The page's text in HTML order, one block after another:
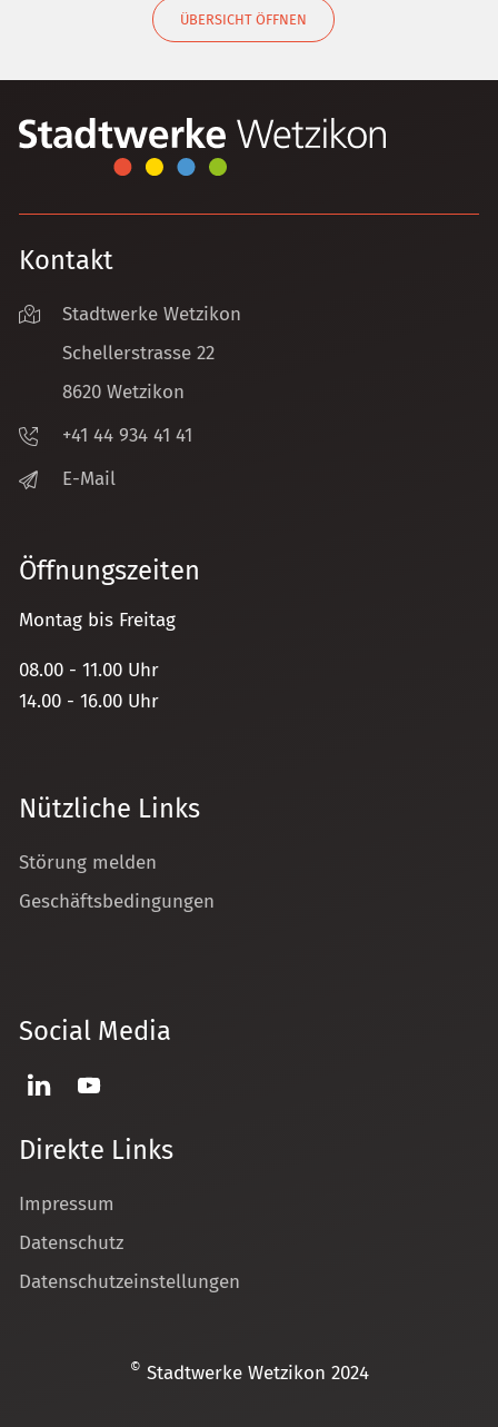
ÜBERSICHT ÖFFNEN
Kontakt
Stadtwerke Wetzikon
Schellerstrasse 22
8620 Wetzikon
+41 44 934 41 41
E-Mail
Öffnungszeiten
Montag bis Freitag
08.00 - 11.00 Uhr
14.00 - 16.00 Uhr
Nützliche Links
Störung melden
Geschäftsbedingungen
Social Media
Direkte Links
Impressum
Datenschutz
Datenschutzeinstellungen
© Stadtwerke Wetzikon 2024